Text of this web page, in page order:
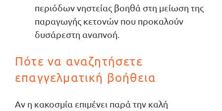
περιόδων νηστείας βοηθά στη μείωση της
παραγωγής κετονών που προκαλούν
δυσάρεστη αναπνοή.
Πότε να αναζητήσετε
επαγγελματική βοήθεια
Αν η κακοσμία επιμένει παρά την καλή